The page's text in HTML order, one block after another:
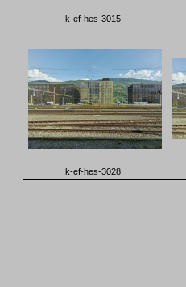
k-ef-hes-3015
k-ef-hes-3028